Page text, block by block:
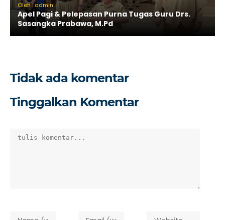
Oleh : admin
Apel Pagi & Pelepasan Purna Tugas Guru Drs.
Sasangka Prabawa, M.Pd
Tidak ada komentar
Tinggalkan Komentar